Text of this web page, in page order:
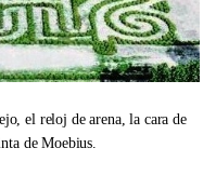
el reloj de arena, la cara de
de Moebius.